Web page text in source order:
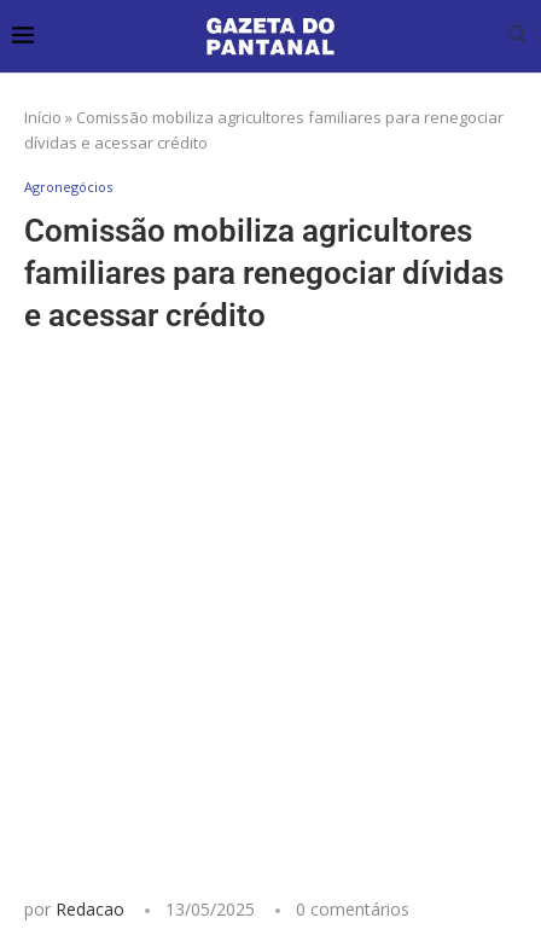
Início » Comissão mobiliza agricultores familiares para renegociar
dívidas e acessar crédito
Agronegócios
Comissão mobiliza agricultores
familiares para renegociar dívidas
e acessar crédito
por Redacao 13/05/2025 0 comentários